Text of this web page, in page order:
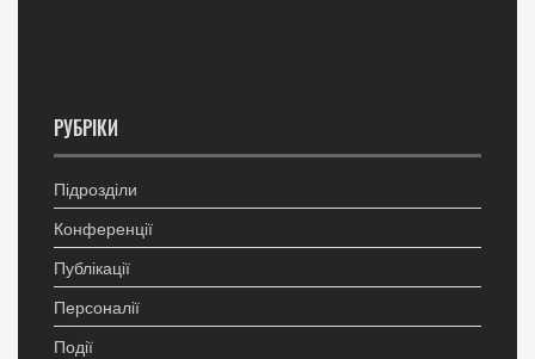
РУБРІКИ
Підрозділи
Конференції
Публікації
Персоналії
Події